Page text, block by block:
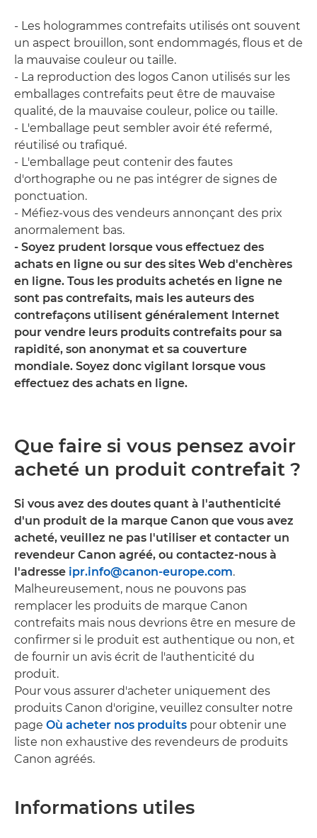
- Les hologrammes contrefaits utilisés ont souvent
un aspect brouillon, sont endommagés, flous et de
la mauvaise couleur ou taille.
- La reproduction des logos Canon utilisés sur les
emballages contrefaits peut être de mauvaise
qualité, de la mauvaise couleur, police ou taille.
- L'emballage peut sembler avoir été refermé,
réutilisé ou trafiqué.
- L'emballage peut contenir des fautes
d'orthographe ou ne pas intégrer de signes de
ponctuation.
- Méfiez-vous des vendeurs annonçant des prix
anormalement bas.
- Soyez prudent lorsque vous effectuez des
achats en ligne ou sur des sites Web d'enchères
en ligne. Tous les produits achetés en ligne ne
sont pas contrefaits, mais les auteurs des
contrefaçons utilisent généralement Internet
pour vendre leurs produits contrefaits pour sa
rapidité, son anonymat et sa couverture
mondiale. Soyez donc vigilant lorsque vous
effectuez des achats en ligne.
Que faire si vous pensez avoir
acheté un produit contrefait ?
Si vous avez des doutes quant à l'authenticité
d'un produit de la marque Canon que vous avez
acheté, veuillez ne pas l'utiliser et contacter un
revendeur Canon agréé, ou contactez-nous à
l'adresse ipr.info@canon-europe.com.
Malheureusement, nous ne pouvons pas
remplacer les produits de marque Canon
contrefaits mais nous devrions être en mesure de
confirmer si le produit est authentique ou non, et
de fournir un avis écrit de l'authenticité du
produit.
Pour vous assurer d'acheter uniquement des
produits Canon d'origine, veuillez consulter notre
page Où acheter nos produits pour obtenir une
liste non exhaustive des revendeurs de produits
Canon agréés.
Informations utiles